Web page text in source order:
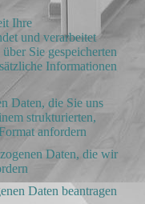
Ihre
und verarbeitet
Sie gespeicherten
Informationen
Daten, die Sie uns
strukturierten,
anfordern
Daten, die wir
Daten beantragen